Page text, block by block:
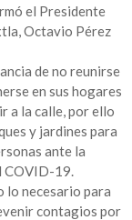
el Presidente
Octavio Pérez
de no reunirse
en sus hogares
a la calle, por ello
y jardines para
ante la
COVID-19.
lo necesario para
contagios por